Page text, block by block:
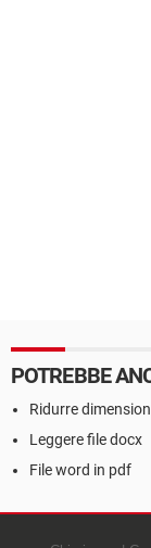
POTREBBE
Ridurre
Leggere file docx
File word in pdf